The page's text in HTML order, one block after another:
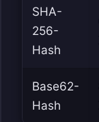
SHA-
256-
Hash
Base62-
Hash